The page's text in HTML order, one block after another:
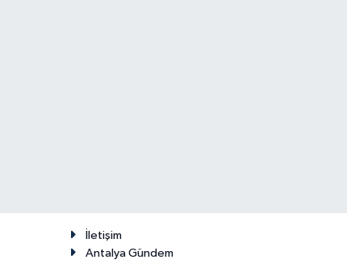
İletişim
Antalya Gündem